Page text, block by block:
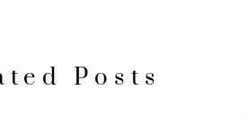
Posts